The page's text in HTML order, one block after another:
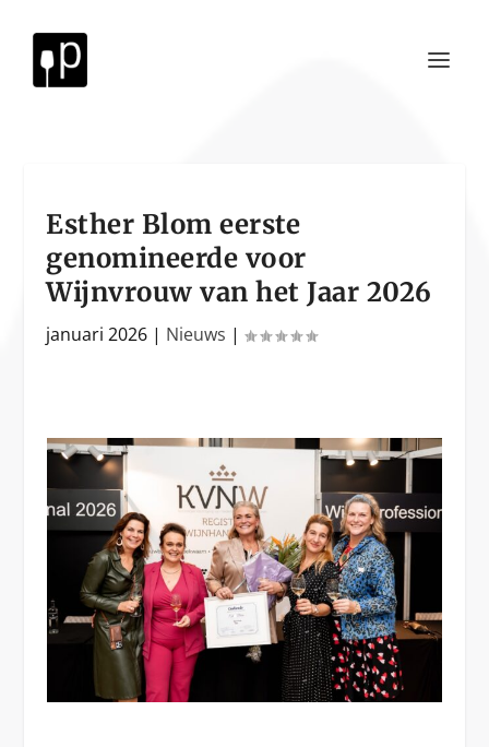
Esther Blom eerste
genomineerde voor
Wijnvrouw van het Jaar 2026
januari 2026 | Nieuws |